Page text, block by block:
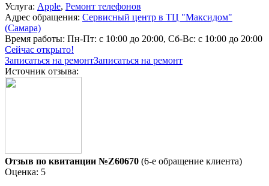
Услуга: Apple, Ремонт телефонов
Адрес обращения: Сервисный центр в ТЦ "Максидом"
(Самара)
Время работы: Пн-Пт: с 10:00 до 20:00, Сб-Вс: с 10:00 до 20:00
Сейчас открыто!
Записаться на ремонтЗаписаться на ремонт
Источник отзыва:
Отзыв по квитанции №Z60670 (6-е обращение клиента)
Оценка: 5